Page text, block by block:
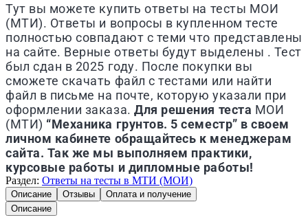
Тут вы можете купить ответы на тесты МОИ
(МТИ). Ответы и вопросы в купленном тесте
полностью совпадают с теми что представлены
на сайте. Верные ответы будут выделены . Тест
был сдан в 2025 году. После покупки вы
сможете скачать файл с тестами или найти
файл в письме на почте, которую указали при
оформлении заказа.Для решения теста МОИ
(МТИ) “Механика грунтов. 5 семестр” в своем
личном кабинете обращайтесь к менеджерам
сайта. Так же мы выполняем практики,
курсовые работы и дипломные работы!
Раздел: Ответы на тесты в МТИ (МОИ)
Описание Отзывы
Оплата и получение
Описание